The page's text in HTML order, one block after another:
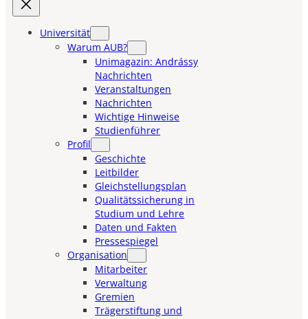
Universität
Warum AUB?
Unimagazin: Andrássy
Nachrichten
Veranstaltungen
Nachrichten
Wichtige Hinweise
Studienführer
Profil
Geschichte
Leitbilder
Gleichstellungsplan
Qualitätssicherung in
Studium und Lehre
Daten und Fakten
Pressespiegel
Organisation
Mitarbeiter
Verwaltung
Gremien
Trägerstiftung und